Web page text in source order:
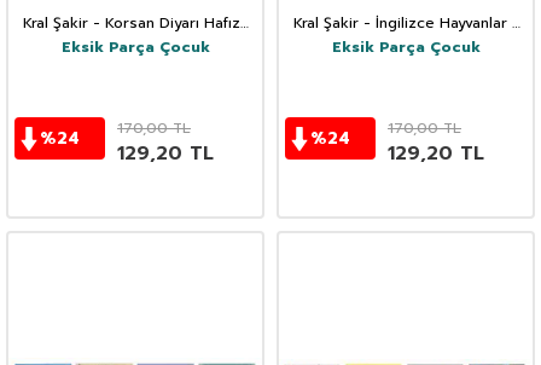
Kral Şakir - Korsan Diyarı Hafıza
Kartları / Muhtişim Eğitici Kartlar
Eksik Parça Çocuk
%24 170,00TL
129,20 TL
Kral Şakir - İngilizce Hayvanlar /
Muhtişim Eğitici Kartlar
Eksik Parça Çocuk
%24 170,00TL
129,20 TL